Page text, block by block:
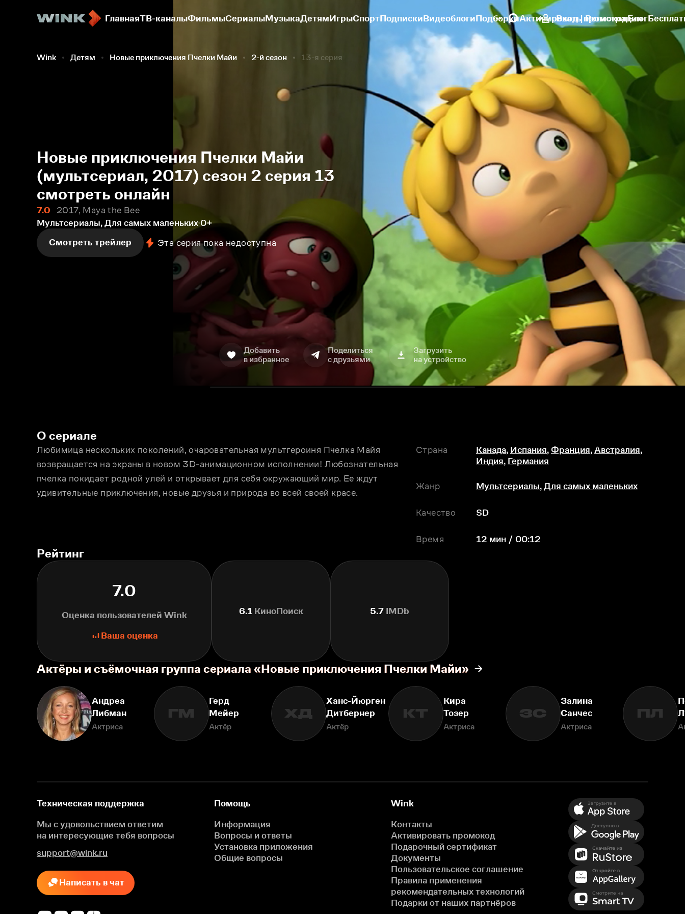
ГлавнаяТВ-каналыФильмыСериалыМузыкаДетямИгрыСпортПодпискиВидеоблогиПодборкиАктивировать промокодБлог
Вход | Регистрация
Wink Детям Новые приключения Пчелки Майи 2-й сезон 13-я серия
Новые приключения Пчелки Майи
(мультсериал, 2017) сезон 2 серия 13
смотреть онлайн
7.0
2017, Maya the Bee
Мультсериалы, Для самых маленьких 0+
Смотреть трейлер
Эта серия пока недоступна
Добавить
в избранное
Поделиться
с друзьями
Загрузить
на устройство
О сериале
Любимица нескольких поколений, очаровательная мультгероиня Пчeлка Майя
возвращается на экраны в новом 3D-анимационном исполнении! Любознательная
пчeлка покидает родной улей и открывает для себя окружающий мир. Ее ждут
удивительные приключения, новые друзья и природа во всей своей красе.
Страна Канада, Испания, Франция, Австралия,
Индия, Германия
Жанр Мультсериалы, Для самых маленьких
Качество SD
Время 12 мин / 00:12
Рейтинг
7.0
Оценка пользователей Wink
Ваша оценка
6.1КиноПоиск 5.7IMDb
Актёры и съёмочная группа сериала «Новые приключения Пчелки Майи»
Андреа
Либман
Актриса
ГМ
Герд
Мейер
Актёр
ХД
Ханс-Йюрген
Дитбернер
Актёр
КТ
Кира
Тозер
Актриса
ЗС
Залина
Санчес
Актриса
ПЛ
Техническая поддержка
Мы с удовольствием ответим
на интересующие тебя вопросы
support@wink.ru
Написать в чат
Помощь
Информация
Вопросы и ответы
Установка приложения
Общие вопросы
Wink
Контакты
Активировать промокод
Подарочный сертификат
Документы
Пользовательское соглашение
Правила применения
рекомендательных технологий
Подарки от наших партнёров